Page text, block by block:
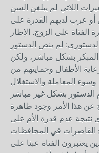
اللاتي لم يبلغن السن
أو عرب لديهم القدرة على
الفتاة على الزوج. الإطار
الدستوري: لم ينص الدستور
بشكل مباشر، ولكن
الأطفال وحمايتهم من
المعاملة والاستغلال
الدستور بشكل غير مباشر
عن هذا الأمر وجود ظاهرة
نتيجة عدم قدرة الأم على
القاصرات في المحافظات
الذين يعتبرون الفتاة عبئا على